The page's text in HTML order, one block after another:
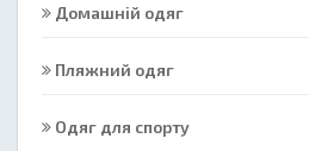
Домашній одяг
Пляжний одяг
Одяг для спорту